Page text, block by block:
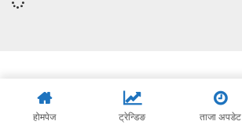
होमपेज ट्रेन्डिङ ताजा अपडेट